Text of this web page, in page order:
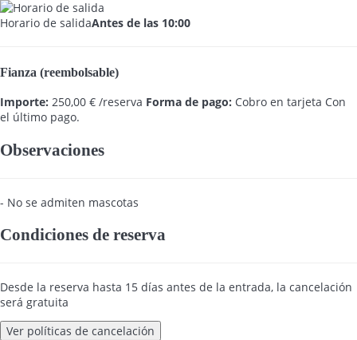
Horario de salidaAntes de las 10:00
Fianza (reembolsable)
Importe: 250,00 € /reserva Forma de pago: Cobro en tarjeta Con
el último pago.
Observaciones
- No se admiten mascotas
Condiciones de reserva
Desde la reserva hasta 15 días antes de la entrada, la cancelación
será gratuita
Ver políticas de cancelación